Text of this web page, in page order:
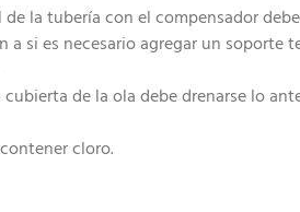
la tubería con el compensador
si es necesario agregar un soporte
de la ola debe drenarse lo
cloro.